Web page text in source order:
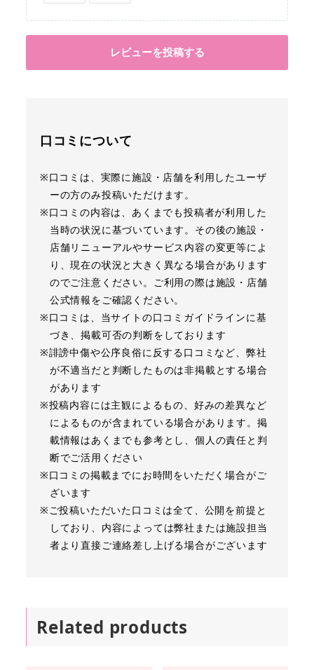
レビューを投稿する
口コミについて
※口コミは、実際に施設・店舗を利用したユーザ
ーの方のみ投稿いただけます。
※口コミの内容は、あくまでも投稿者が利用した
当時の状況に基づいています。その後の施設・
店舗リニューアルやサービス内容の変更等によ
り、現在の状況と大きく異なる場合があります
のでご注意ください。ご利用の際は施設・店舗
公式情報をご確認ください。
※口コミは、当サイトの口コミガイドラインに基
づき、掲載可否の判断をしております
※誹謗中傷や公序良俗に反する口コミなど、弊社
が不適当だと判断したものは非掲載とする場合
があります
※投稿内容には主観によるもの、好みの差異など
によるものが含まれている場合があります。掲
載情報はあくまでも参考とし、個人の責任と判
断でご活用ください
※口コミの掲載までにお時間をいただく場合がご
ざいます
※ご投稿いただいた口コミは全て、公開を前提と
しており、内容によっては弊社または施設担当
者より直接ご連絡差し上げる場合がございます
Related products